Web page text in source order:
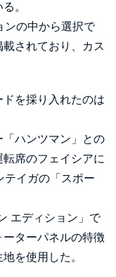
。
ンの中から選択で
されており、カス
を採り入れたのは
ハンツマン」との
席のフェイシアに
テイガの「スポー
エディション」で
ターパネルの特徴
を使用した。